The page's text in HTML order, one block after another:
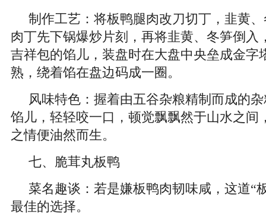
制作工艺：将板鸭腿肉改刀切丁，韭黄
肉丁先下锅爆炒片刻，再将韭黄、冬笋倒入
吉祥包的馅儿，装盘时在大盘中央垒成金字
熟，绕着馅在盘边码成一圈。
风味特色：握着由五谷杂粮精制而成的
馅儿，轻轻咬一口，顿觉飘飘然于山水之间
之情便油然而生。
七、脆茸丸板鸭
菜名趣谈：若是嫌板鸭肉韧味咸，这道“
最佳的选择。